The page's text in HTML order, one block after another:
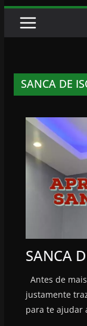
SANCA DE
SANCA
Antes de
justamente
para te ajudar